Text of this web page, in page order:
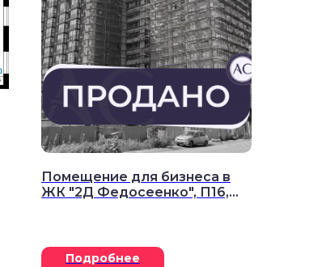
Помещение для бизнеса в
ЖК "2Д Федосеенко", П16,
Подробнее